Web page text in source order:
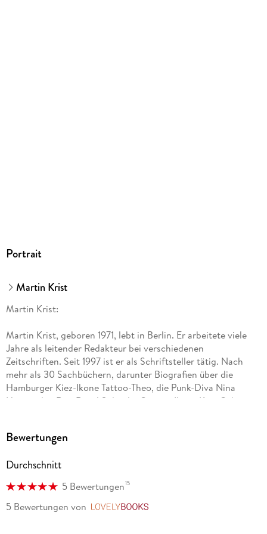
Portrait
Martin Krist
Martin Krist:
Martin Krist, geboren 1971, lebt in Berlin. Er arbeitete viele
Jahre als leitender Redakteur bei verschiedenen
Zeitschriften. Seit 1997 ist er als Schriftsteller tätig. Nach
mehr als 30 Sachbüchern, darunter Biografien über die
Hamburger Kiez-Ikone Tattoo-Theo, die Punk-Diva Nina
Hagen, den Rap-Rüpel Sido, die Grunge-Ikone Kurt Cobain
Bewertungen
Durchschnitt
5 Bewertungen15
5 Bewertungen von